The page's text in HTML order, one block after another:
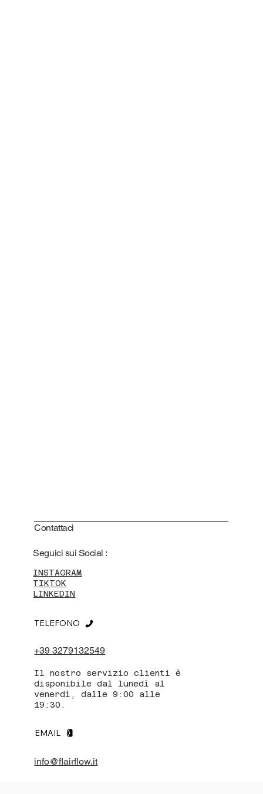
Contattaci
INSTAGRAM
TIKTOK
LINKEDIN
Seguici sui Social :
+39 3279132549
TELEFONO
Il nostro servizio clienti è
disponibile dal lunedì al
venerdì, dalle 9:00 alle
19:30.
EMAIL
info@flairflow.it